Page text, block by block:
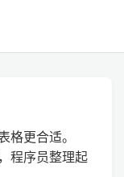
格更合适。
程序员整理起